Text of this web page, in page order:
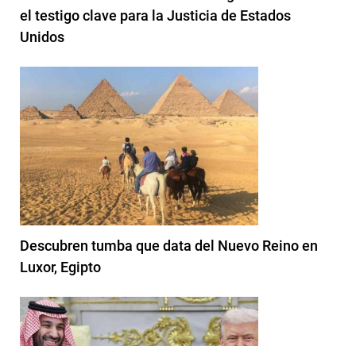
el testigo clave para la Justicia de Estados
Unidos
Descubren tumba que data del Nuevo Reino en
Luxor, Egipto